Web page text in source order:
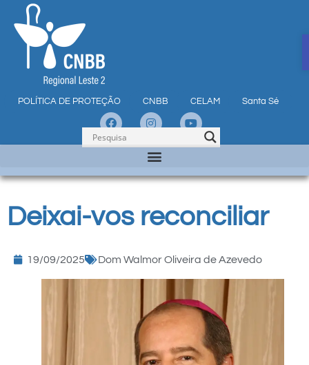
POLÍTICA DE PROTEÇÃO CNBB CELAM Santa Sé
Deixai-vos reconciliar
19/09/2025 Dom Walmor Oliveira de Azevedo